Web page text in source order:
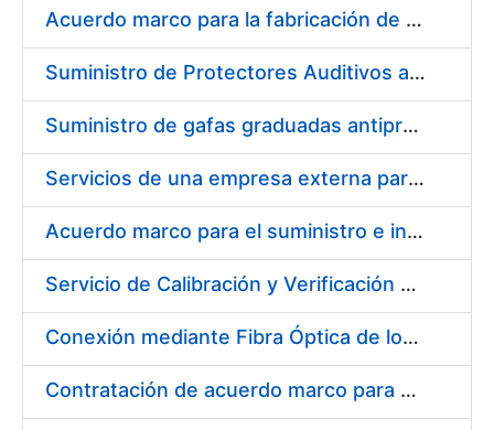
Acuerdo marco para la fabricación de piezas
Suministro de Protectores Auditivos a medida para las personas trabajadoras de los Centros de Trabajo de Madrid y Burgos
Suministro de gafas graduadas antiproyecciones para los trabajadores de la FNMT-RCM en los centros de trabajo de Madrid y Burgos
Servicios de una empresa externa para el asesoramiento y resolución de los recursos de alzada que se presentan relacionados con procesos de selección para la FNMT-RCM
Acuerdo marco para el suministro e instalación de persianas, estores y otros complementos
Servicio de Calibración y Verificación Externa de los Equipos de Medición del Servicio de Prevención de la FNMT-RCM
Conexión mediante Fibra Óptica de los Centros de Proceso de Datos (CPDs) de las sedes de la FNMT-RCM de Burgos y Madrid
Contratación de acuerdo marco para el Suministro de Material de Electricidad para la Fábrica Nacional de Moneda y Timbre-Real Casa de la Moneda en su centro de trabajo de Burgos